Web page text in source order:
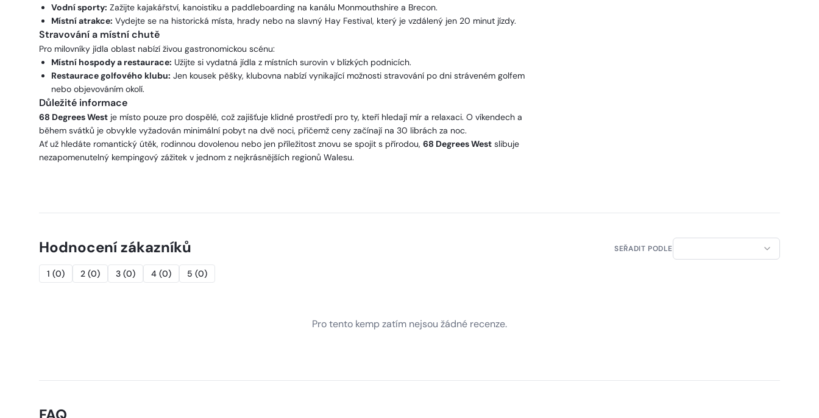
Vodní sporty: Zažijte kajakářství, kanoistiku a paddleboarding na kanálu Monmouthshire a Brecon.
Místní atrakce: Vydejte se na historická místa, hrady nebo na slavný Hay Festival, který je vzdálený jen 20 minut jízdy.
Stravování a místní chutě
Pro milovníky jídla oblast nabízí živou gastronomickou scénu:
Místní hospody a restaurace: Užijte si vydatná jídla z místních surovin v blízkých podnicích.
Restaurace golfového klubu: Jen kousek pěšky, klubovna nabízí vynikající možnosti stravování po dni stráveném golfem
nebo objevováním okolí.
Důležité informace
68 Degrees West je místo pouze pro dospělé, což zajišťuje klidné prostředí pro ty, kteří hledají mír a relaxaci. O víkendech a
během svátků je obvykle vyžadován minimální pobyt na dvě noci, přičemž ceny začínají na 30 librách za noc.
Ať už hledáte romantický útěk, rodinnou dovolenou nebo jen příležitost znovu se spojit s přírodou, 68 Degrees West slibuje
nezapomenutelný kempingový zážitek v jednom z nejkrásnějších regionů Walesu.
Hodnocení zákazníků
1 (0) 2 (0) 3 (0) 4 (0) 5 (0)
SEŘADIT PODLE
Pro tento kemp zatím nejsou žádné recenze.